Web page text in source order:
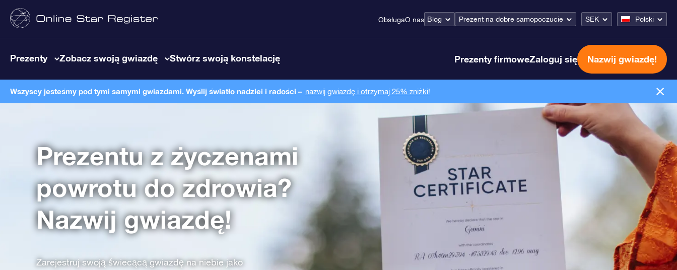
ObsługaO nas Blog Prezent na dobre samopoczucie SEK Polski
Prezenty Zobacz swoją gwiazdę Stwórz swoją konstelację Prezenty firmoweZaloguj się Nazwij gwiazdę!
Wszyscy jesteśmy pod tymi samymi gwiazdami. Wyślij światło nadziei i radości – nazwij gwiazdę i otrzymaj 25% zniżki!
Prezentu z życzenami
powrotu do zdrowia?
Nazwij gwiazdę!
Zarejestruj swoją świecącą gwiazdę na niebie jako